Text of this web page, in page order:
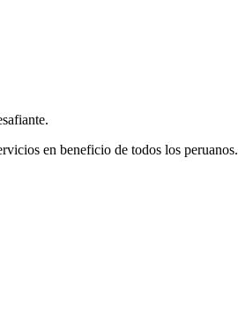
en beneficio de todos los peruanos.